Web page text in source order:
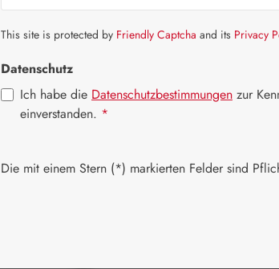
This site is protected by Friendly Captcha and its Privacy
Datenschutz
Ich habe die Datenschutzbestimmungen zur
einverstanden. *
Die mit einem Stern (*) markierten Felder sind